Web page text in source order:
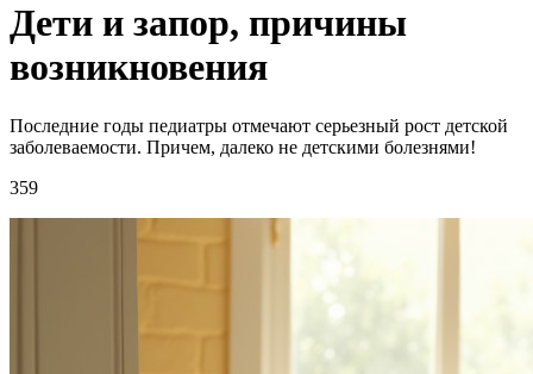
Дети и запор, причины
возникновения
Последние годы педиатры отмечают серьезный рост детской
заболеваемости. Причем, далеко не детскими болезнями!
359